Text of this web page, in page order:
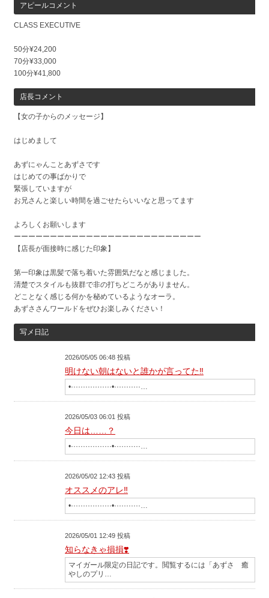
アピールコメント
CLASS EXECUTIVE
50分¥24,200
70分¥33,000
100分¥41,800
店長コメント
【女の子からのメッセージ】
はじめまして
あずにゃんことあずさです
はじめての事ばかりで
緊張していますが
お兄さんと楽しい時間を過ごせたらいいなと思ってます
よろしくお願いします
ーーーーーーーーーーーーーーーーーーーーーーーーーー
【店長が面接時に感じた印象】
第一印象は黒髪で落ち着いた雰囲気だなと感じました。
清楚でスタイルも抜群で非の打ちどころがありません。
どことなく感じる何かを秘めているようなオーラ。
あずささんワールドをぜひお楽しみください！
写メ日記
2026/05/05 06:48 投稿
明けない朝はないと誰かが言ってた‼️
•·················•···········…
2026/05/03 06:01 投稿
今日は……？
•·················•···········…
2026/05/02 12:43 投稿
オススメのアレ‼️
•·················•···········…
2026/05/01 12:49 投稿
知らなきゃ損損❣️
マイガール限定の日記です。閲覧するには「あずさ 癒
やしのプリ…